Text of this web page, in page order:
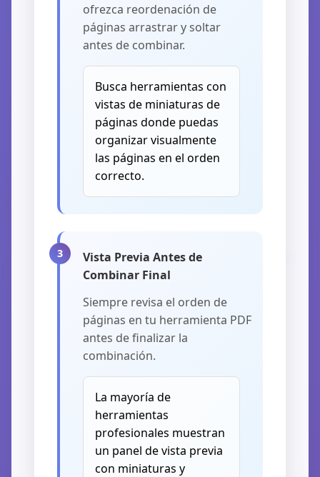
ofrezca reordenación de
páginas arrastrar y soltar
antes de combinar.
Busca herramientas con
vistas de miniaturas de
páginas donde puedas
organizar visualmente
las páginas en el orden
correcto.
Vista Previa Antes de
Combinar Final
Siempre revisa el orden de
páginas en tu herramienta PDF
antes de finalizar la
combinación.
La mayoría de
herramientas
profesionales muestran
un panel de vista previa
con miniaturas y